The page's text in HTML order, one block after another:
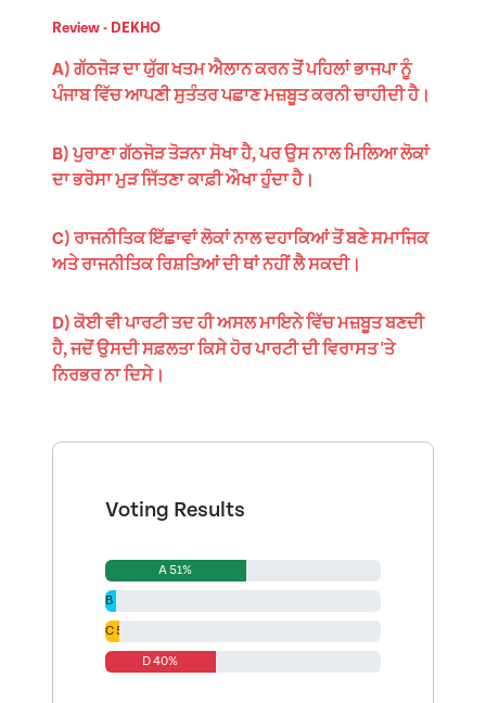
Review - DEKHO
A) ਗੱਠਜੋੜ ਦਾ ਯੁੱਗ ਖਤਮ ਐਲਾਨ ਕਰਨ ਤੋਂ ਪਹਿਲਾਂ ਭਾਜਪਾ ਨੂੰ
ਪੰਜਾਬ ਵਿੱਚ ਆਪਣੀ ਸੁਤੰਤਰ ਪਛਾਣ ਮਜ਼ਬੂਤ ਕਰਨੀ ਚਾਹੀਦੀ ਹੈ।
B) ਪੁਰਾਣਾ ਗੱਠਜੋੜ ਤੋੜਨਾ ਸੋਖਾ ਹੈ, ਪਰ ਉਸ ਨਾਲ ਮਿਲਿਆ ਲੋਕਾਂ
ਦਾ ਭਰੋਸਾ ਮੁੜ ਜਿੱਤਣਾ ਕਾਫ਼ੀ ਔਖਾ ਹੁੰਦਾ ਹੈ।
C) ਰਾਜਨੀਤਿਕ ਇੱਛਾਵਾਂ ਲੋਕਾਂ ਨਾਲ ਦਹਾਕਿਆਂ ਤੋਂ ਬਣੇ ਸਮਾਜਿਕ
ਅਤੇ ਰਾਜਨੀਤਿਕ ਰਿਸ਼ਤਿਆਂ ਦੀ ਥਾਂ ਨਹੀਂ ਲੈ ਸਕਦੀ।
D) ਕੋਈ ਵੀ ਪਾਰਟੀ ਤਦ ਹੀ ਅਸਲ ਮਾਇਨੇ ਵਿੱਚ ਮਜ਼ਬੂਤ ਬਣਦੀ
ਹੈ, ਜਦੋਂ ਉਸਦੀ ਸਫ਼ਲਤਾ ਕਿਸੇ ਹੋਰ ਪਾਰਟੀ ਦੀ ਵਿਰਾਸਤ 'ਤੇ
ਨਿਰਭਰ ਨਾ ਦਿਸੇ।
Voting Results
A 51%
B 4%
C 5%
D 40%